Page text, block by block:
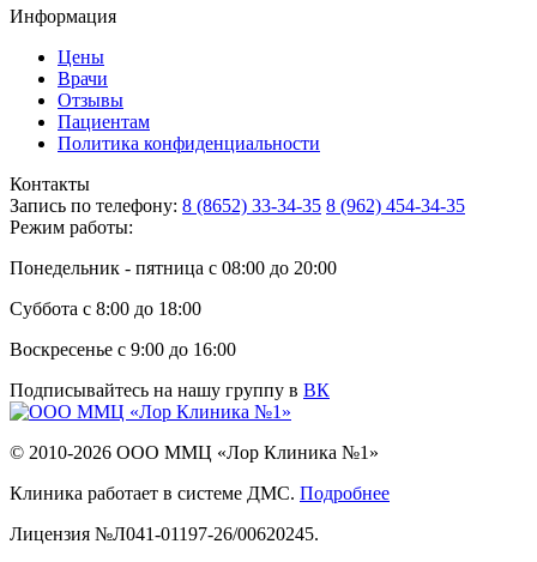
Информация
Цены
Врачи
Отзывы
Пациентам
Политика конфиденциальности
Контакты
Запись по телефону: 8 (8652) 33-34-35 8 (962) 454-34-35
Режим работы:
Понедельник - пятница с 08:00 до 20:00
Суббота с 8:00 до 18:00
Воскресенье с 9:00 до 16:00
Подписывайтесь на нашу группу в ВК
© 2010-2026 ООО ММЦ «Лор Клиника №1»
Клиника работает в системе ДМС. Подробнее
Лицензия №Л041-01197-26/00620245.